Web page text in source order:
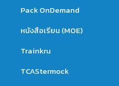
Pack OnDemand
หนังสือเรียน (MOE)
Trainkru
TCAStermock